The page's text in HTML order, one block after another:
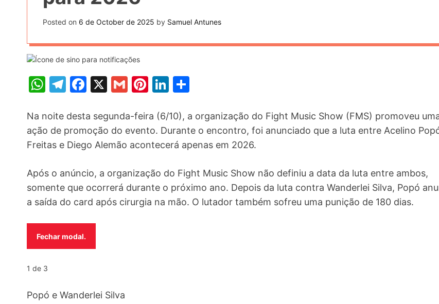
Posted on 6 de October de 2025 by Samuel Antunes
W
at
s
A
p
p
T
e
gr
a
m
F
c
e
b
o
o
k
X
G
ai
l
Pi
er
e
st
Li
k
e
dI
n
ar
e
Na noite desta segunda-feira (6/10), a organização do Fight Music Show (FMS) promoveu
ação de promoção do evento. Durante o encontro, foi anunciado que a luta entre Acelino
Freitas e Diego Alemão acontecerá apenas em 2026.
Após o anúncio, a organização do Fight Music Show não definiu a data da luta entre ambos,
somente que ocorrerá durante o próximo ano. Depois da luta contra Wanderlei Silva, Popó
a saída do card após cirurgia na mão. O lutador também sofreu uma punição de 180 dias.
Fechar modal.
1 de 3
Popó e Wanderlei Silva